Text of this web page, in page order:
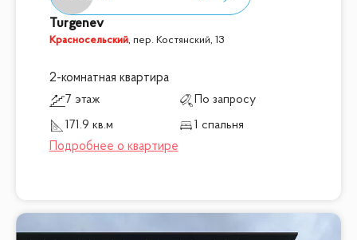
Turgenev
Красносельский, пер. Костянский, 13
2-комнатная квартира
7 этаж
По запросу
171.9 кв.м
1 спальня